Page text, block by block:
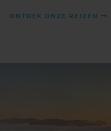
ONTDEK ONZE REIZEN